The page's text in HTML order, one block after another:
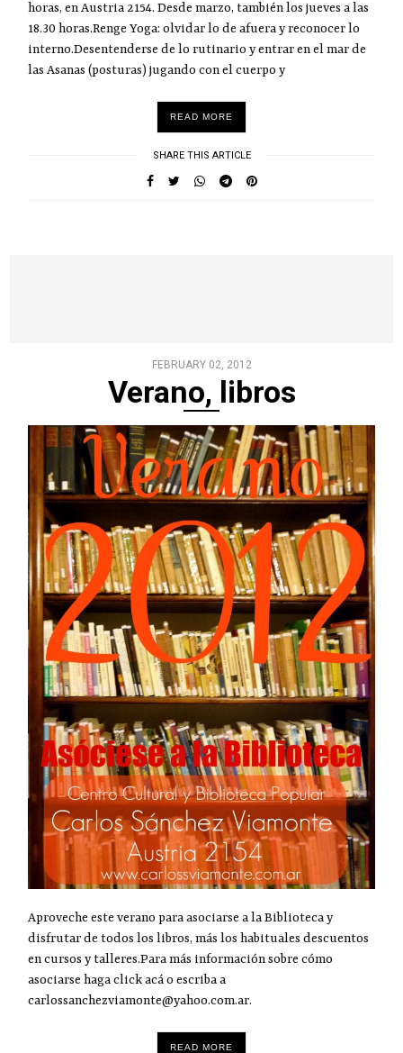
horas, en Austria 2154. Desde marzo, también los jueves a las
18.30 horas.Renge Yoga: olvidar lo de afuera y reconocer lo
interno.Desentenderse de lo rutinario y entrar en el mar de
las Asanas (posturas) jugando con el cuerpo y
READ MORE
SHARE THIS ARTICLE
FEBRUARY 02, 2012
Verano, libros
Aproveche este verano para asociarse a la Biblioteca y
disfrutar de todos los libros, más los habituales descuentos
en cursos y talleres.Para más información sobre cómo
asociarse haga click acá o escriba a
carlossanchezviamonte@yahoo.com.ar.
READ MORE